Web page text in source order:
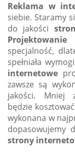
Reklama w
siebie. Staramy
do jakości
specjalność,
spełniała
internetowe
zawsze są
jakości. Mniej
będzie
wykonana w
dopasowujemy
strony